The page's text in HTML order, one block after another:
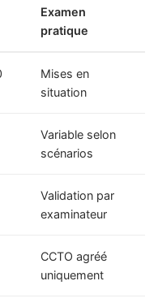
Examen
pratique
Mises en
situation
Variable selon
scénarios
Validation par
examinateur
CCTO agréé
uniquement